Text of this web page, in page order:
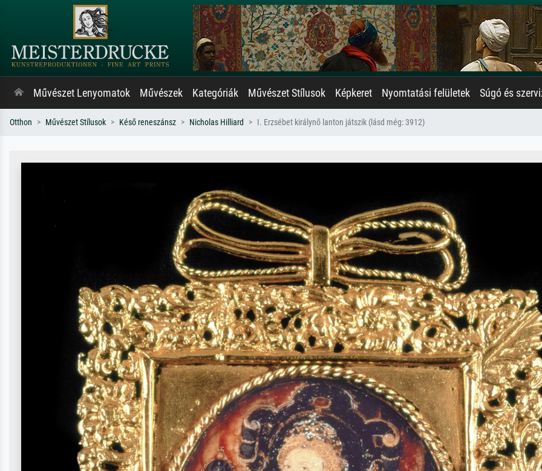
Művészet Lenyomatok Művészek Kategóriák Művészet Stílusok Képkeret Nyomtatási felületek Súgó és
Otthon Művészet Stílusok Késő reneszánsz Nicholas Hilliard I. Erzsébet királynő lanton játszik (lásd még: 3912)